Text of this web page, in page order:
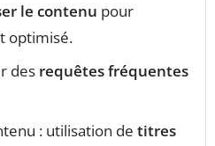
le contenu pour
optimisé.
des requêtes fréquentes
: utilisation de titres